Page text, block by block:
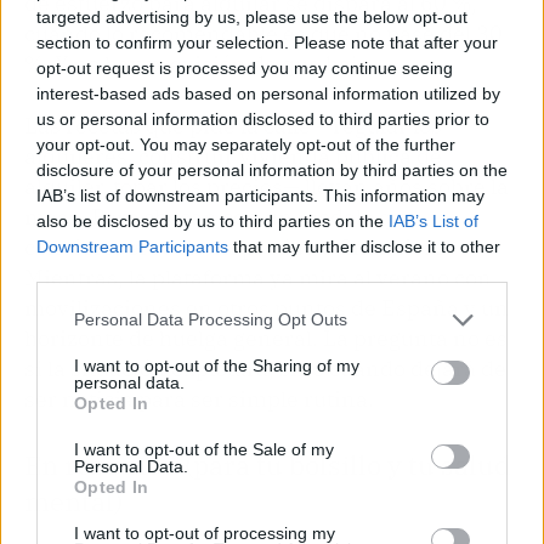
targeted advertising by us, please use the below opt-out
section to confirm your selection. Please note that after your
opt-out request is processed you may continue seeing
interest-based ads based on personal information utilized by
us or personal information disclosed to third parties prior to
your opt-out. You may separately opt-out of the further
disclosure of your personal information by third parties on the
IAB’s list of downstream participants. This information may
also be disclosed by us to third parties on the IAB’s List of
Downstream Participants that may further disclose it to other
Personal Data Processing Opt Outs
I want to opt-out of the Sharing of my
personal data.
Opted In
I want to opt-out of the Sale of my
Personal Data.
Opted In
I want to opt-out of processing my
cuando lo recomendable es que no pase del 30
%. Y no hay previsión de que baje.
Las recetas que pide la calle —regular los
alquileres, construir vivienda pública de
alquiler, topar los precios— llevan años sobre la
mesa. Pero chocan con un modelo que
convierte el suelo en producto financiero.
Mientras, la plataforma ya mira al verano con
movilizaciones en otros puntos de España y un
horizonte de huelga general. La pregunta no es
si la situación explotará, sino cuándo dejará de
ser noticia para ser simple rutina.
En resumen (para tu bolsillo y tu salud
mental)